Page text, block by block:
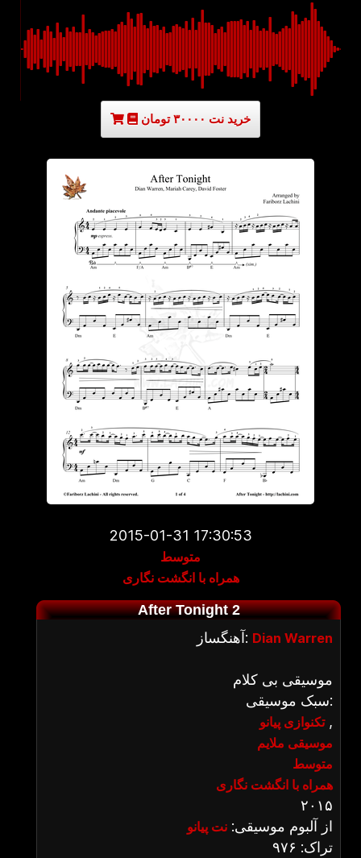
خرید نت ۳۰۰۰۰ تومان
2015-01-31 17:30:53
متوسط
همراه با انگشت نگاری
After Tonight 2
آهنگساز: Dian Warren
موسیقی بی کلام
سبک موسیقی:
تکنوازی پیانو,
موسیقی ملایم
متوسط
همراه با انگشت نگاری
۲۰۱۵
از آلبوم موسیقی: نت پیانو
تراک: ۹۷۶